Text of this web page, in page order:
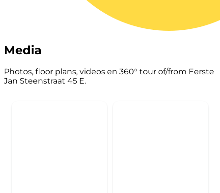
Media
Photos, floor plans, videos en 360° tour of/from Eerste
Jan Steenstraat 45 E.